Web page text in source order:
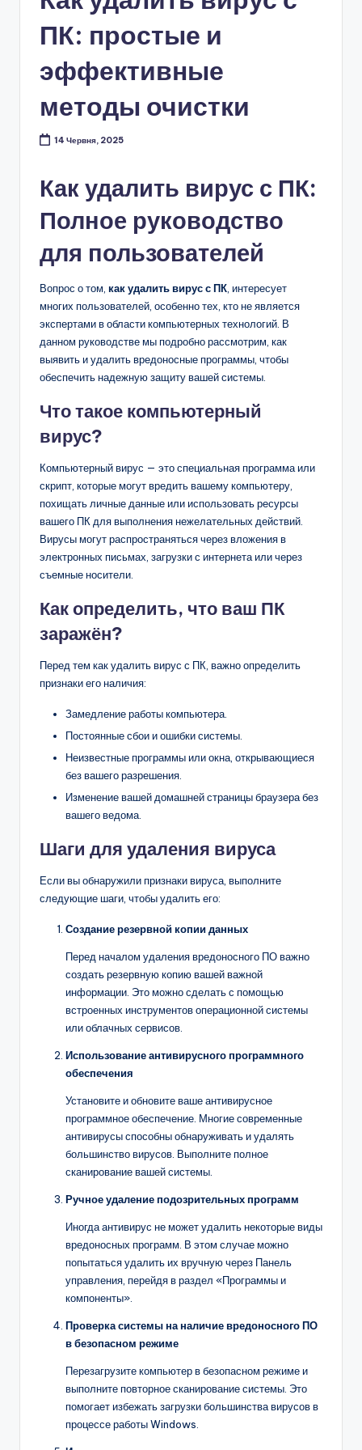
ПК: простые и
эффективные
методы очистки
14 Червня, 2025
Как удалить вирус с ПК:
Полное руководство
для пользователей
Вопрос о том, как удалить вирус с ПК , интересует
многих пользователей, особенно тех, кто не является
экспертами в области компьютерных технологий. В
данном руководстве мы подробно рассмотрим, как
выявить и удалить вредоносные программы, чтобы
обеспечить надежную защиту вашей системы.
Что такое компьютерный
вирус?
Компьютерный вирус — это специальная программа или
скрипт, которые могут вредить вашему компьютеру,
похищать личные данные или использовать ресурсы
вашего ПК для выполнения нежелательных действий.
Вирусы могут распространяться через вложения в
электронных письмах, загрузки с интернета или через
съемные носители.
Как определить, что ваш ПК
заражён?
Перед тем как удалить вирус с ПК, важно определить
признаки его наличия:
Замедление работы компьютера.
Постоянные сбои и ошибки системы.
Неизвестные программы или окна, открывающиеся
без вашего разрешения.
Изменение вашей домашней страницы браузера без
вашего ведома.
Шаги для удаления вируса
Если вы обнаружили признаки вируса, выполните
следующие шаги, чтобы удалить его:
Создание резервной копии данных
Перед началом удаления вредоносного ПО важно
создать резервную копию вашей важной
информации. Это можно сделать с помощью
встроенных инструментов операционной системы
или облачных сервисов.
Использование антивирусного программного
обеспечения
Установите и обновите ваше антивирусное
программное обеспечение. Многие современные
антивирусы способны обнаруживать и удалять
большинство вирусов. Выполните полное
сканирование вашей системы.
Ручное удаление подозрительных программ
Иногда антивирус не может удалить некоторые виды
вредоносных программ. В этом случае можно
попытаться удалить их вручную через Панель
управления, перейдя в раздел «Программы и
компоненты».
Проверка системы на наличие вредоносного ПО
в безопасном режиме
Перезагрузите компьютер в безопасном режиме и
выполните повторное сканирование системы. Это
помогает избежать загрузки большинства вирусов в
процессе работы Windows.